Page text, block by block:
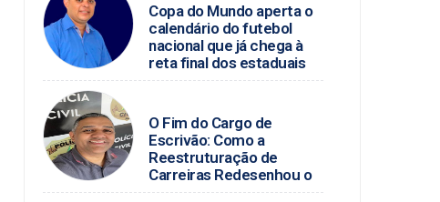
Copa do Mundo aperta o
calendário do futebol
nacional que já chega à
reta final dos estaduais
O Fim do Cargo de
Escrivão: Como a
Reestruturação de
Carreiras Redesenhou o
Judiciário e a Polícia Civil